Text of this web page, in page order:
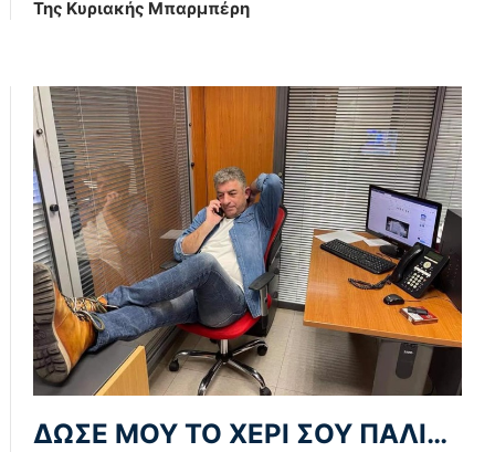
Της Κυριακής Μπαρμπέρη
ΔΩΣΕ ΜΟΥ ΤΟ ΧΕΡΙ ΣΟΥ ΠΑΛΙ…